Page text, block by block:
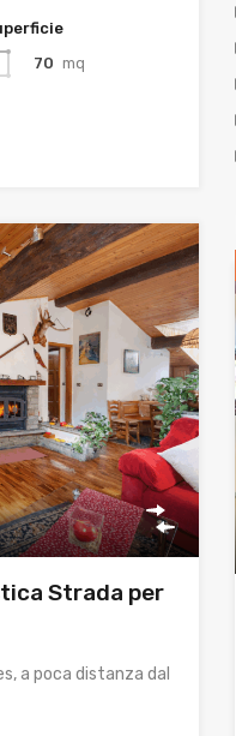
70 mq
Strada per
a poca distanza dal